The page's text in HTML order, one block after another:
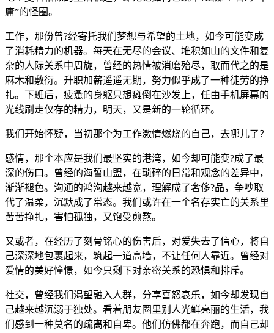
庸”的怪圈。
工作，那份曾?经寄托我们梦想与希望的土地，如今可能变成
了消耗精力的机器。每天在无尽的会议、堆积如山的文件和复
杂的人际关系中周旋，曾经的热情被消磨殆尽，取而代之的是
麻木和敷衍。升职加薪遥遥无期，努力似乎成了一种徒劳的挣
扎。下班后，疲惫的身躯只想瘫倒在沙发上，任由手机屏幕的
光线刷走仅存的精力，明天，又是新的一轮循环。
我们开始怀疑，当初那个为工作激情燃烧的自己，去哪儿了？
感情，那个本应是我们最坚实的港湾，如今却可能变?成了最
深的伤口。曾经的海誓山盟，在琐碎的日常和观念的差异中，
渐渐褪色。沟通的鸿沟越来越宽，理解成了奢侈?品，争吵取
代了温柔，沉默成了常态。我们或许在一个名存实亡的关系里
苦苦挣扎，害怕孤独，又饱受煎熬。
又或者，在经历了刻骨铭心的伤害后，对爱失去了信心，将自
己深深地包裹起来，筑起一道高墙，不让任何人靠近。曾经对
爱情的美好憧憬，如今只剩下对亲密关系的恐惧和排斥。
社交，曾经我们渴望融入人群，分享喜怒哀乐，如今却发现自
己越来越沉溺于独处。看着朋友圈里别人光鲜亮丽的生活，我
们感到一种莫名的疏离和自卑。他们仿佛都在奔跑，而自己却